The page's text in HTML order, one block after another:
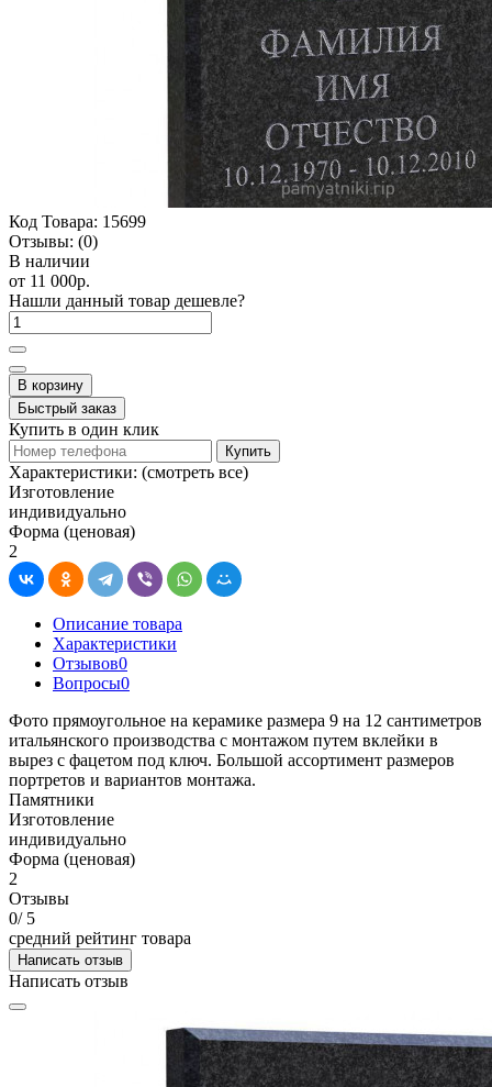
Код Товара: 15699
Отзывы: (0)
В наличии
от 11 000р.
Нашли данный товар дешевле?
В корзину
Быстрый заказ
Купить в один клик
Купить
Характеристики: (смотреть все)
Изготовление
индивидуально
Форма (ценовая)
2
Описание товара
Характеристики
Отзывов0
Вопросы0
Фото прямоугольное на керамике размера 9 на 12 сантиметров
итальянского производства с монтажом путем вклейки в
вырез с фацетом под ключ. Большой ассортимент размеров
портретов и вариантов монтажа.
Памятники
Изготовление
индивидуально
Форма (ценовая)
2
Отзывы
0/ 5
средний рейтинг товара
Написать отзыв
Написать отзыв